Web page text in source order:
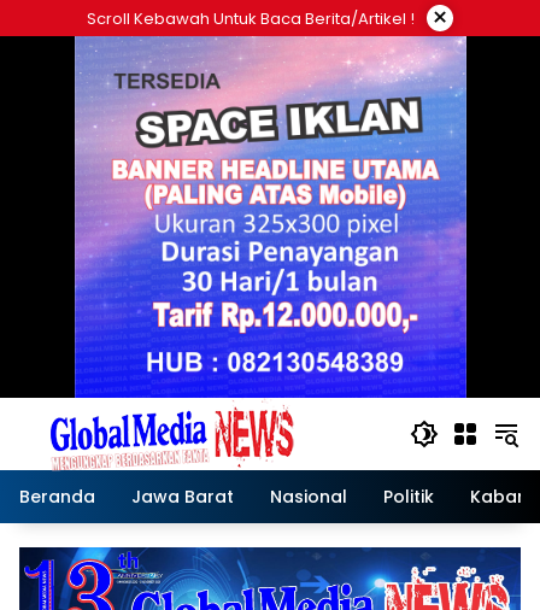
ke
Scroll Kebawah Untuk Baca Berita/artikel ! ×
Beranda Jawa Barat Nasional Politik Kabar